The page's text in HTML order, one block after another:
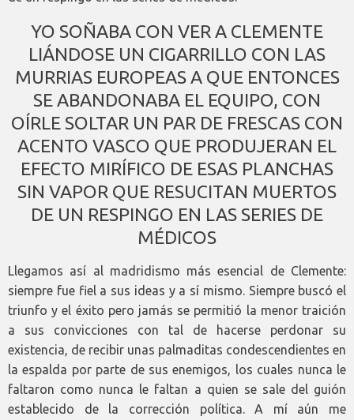
YO SOÑABA CON VER A CLEMENTE
LIÁNDOSE UN CIGARRILLO CON LAS
MURRIAS EUROPEAS A QUE ENTONCES
SE ABANDONABA EL EQUIPO, CON
OÍRLE SOLTAR UN PAR DE FRESCAS CON
ACENTO VASCO QUE PRODUJERAN EL
EFECTO MIRÍFICO DE ESAS PLANCHAS
SIN VAPOR QUE RESUCITAN MUERTOS
DE UN RESPINGO EN LAS SERIES DE
MÉDICOS
Llegamos así al madridismo más esencial de Clemente:
siempre fue fiel a sus ideas y a sí mismo. Siempre buscó el
triunfo y el éxito pero jamás se permitió la menor traición
a sus convicciones con tal de hacerse perdonar su
existencia, de recibir unas palmaditas condescendientes en
la espalda por parte de sus enemigos, los cuales nunca le
faltaron como nunca le faltan a quien se sale del guión
establecido de la corrección política. A mí aún me